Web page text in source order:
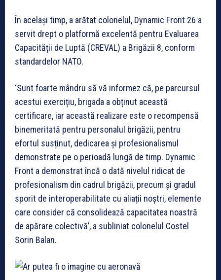
În același timp, a arătat colonelul, Dynamic Front 26 a
servit drept o platformă excelentă pentru Evaluarea
Capacității de Luptă (CREVAL) a Brigăzii 8, conform
standardelor NATO.
‘Sunt foarte mândru să vă informez că, pe parcursul
acestui exercițiu, brigada a obținut această
certificare, iar această realizare este o recompensă
binemeritată pentru personalul brigăzii, pentru
efortul susținut, dedicarea și profesionalismul
demonstrate pe o perioadă lungă de timp. Dynamic
Front a demonstrat încă o dată nivelul ridicat de
profesionalism din cadrul brigăzii, precum și gradul
sporit de interoperabilitate cu aliații noștri, elemente
care consider că consolidează capacitatea noastră
de apărare colectivă’, a subliniat colonelul Costel
Sorin Balan.